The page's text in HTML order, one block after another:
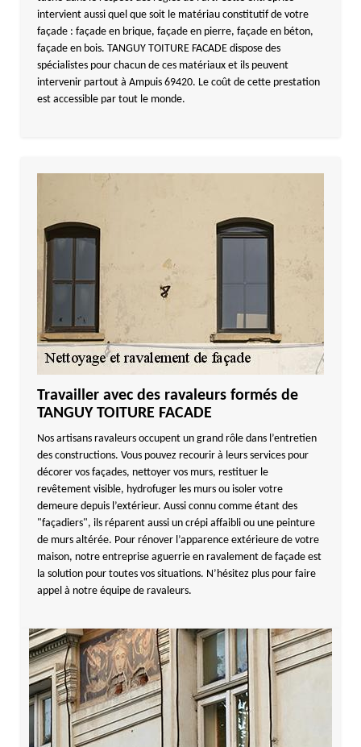
intervient aussi quel que soit le matériau constitutif de votre
façade : façade en brique, façade en pierre, façade en béton,
façade en bois. TANGUY TOITURE FACADE dispose des
spécialistes pour chacun de ces matériaux et ils peuvent
intervenir partout à Ampuis 69420. Le coût de cette prestation
est accessible par tout le monde.
Travailler avec des ravaleurs formés de
TANGUY TOITURE FACADE
Nos artisans ravaleurs occupent un grand rôle dans l’entretien
des constructions. Vous pouvez recourir à leurs services pour
décorer vos façades, nettoyer vos murs, restituer le
revêtement visible, hydrofuger les murs ou isoler votre
demeure depuis l’extérieur. Aussi connu comme étant des
"façadiers", ils réparent aussi un crépi affaibli ou une peinture
de murs altérée. Pour rénover l’apparence extérieure de votre
maison, notre entreprise aguerrie en ravalement de façade est
la solution pour toutes vos situations. N’hésitez plus pour faire
appel à notre équipe de ravaleurs.